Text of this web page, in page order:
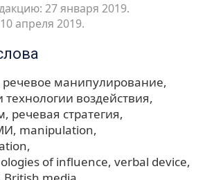
27 января 2019.
апреля 2019.
речевое манипулирование
воздействия
речевая стратегия
manipulation
of influence verbal device